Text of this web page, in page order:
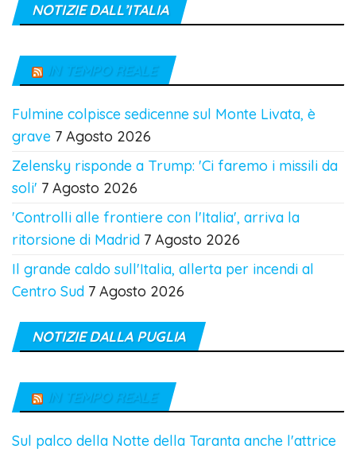
NOTIZIE DALL’ITALIA
IN TEMPO REALE
Fulmine colpisce sedicenne sul Monte Livata, è
grave 7 Agosto 2026
Zelensky risponde a Trump: 'Ci faremo i missili da
soli' 7 Agosto 2026
'Controlli alle frontiere con l'Italia', arriva la
ritorsione di Madrid 7 Agosto 2026
Il grande caldo sull'Italia, allerta per incendi al
Centro Sud 7 Agosto 2026
NOTIZIE DALLA PUGLIA
IN TEMPO REALE
Sul palco della Notte della Taranta anche l'attrice